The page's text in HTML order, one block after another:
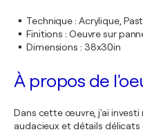
Technique: Acrylique,
Finitions : Oeuvre sur
Dimensions : 38x30in
À propos de
Dans cette œuvre, j'ai investi
audacieux et détails